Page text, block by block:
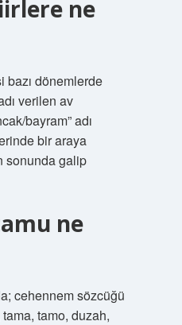
ne
bazı dönemlerde
verilen av
bayram” adı
bir araya
sonunda galip
ne
cehennem sözcüğü
tamo, duzah,